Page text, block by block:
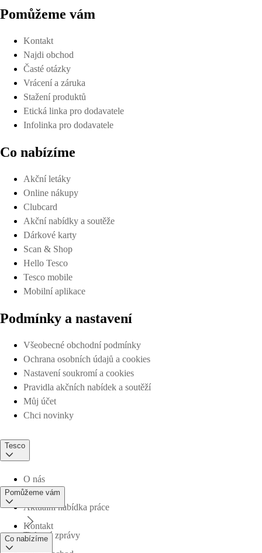
Pomůžeme vám
Kontakt
Najdi obchod
Časté otázky
Vrácení a záruka
Stažení produktů
Etická linka pro dodavatele
Infolinka pro dodavatele
Co nabízíme
Akční letáky
Online nákupy
Clubcard
Akční nabídky a soutěže
Dárkové karty
Scan & Shop
Hello Tesco
Tesco mobile
Mobilní aplikace
Podmínky a nastavení
Všeobecné obchodní podmínky
Ochrana osobních údajů a cookies
Nastavení soukromí a cookies
Pravidla akčních nabídek a soutěží
Můj účet
Chci novinky
Tesco
O nás
Aktuální nabídka práce
Tiskové zprávy
Pomůžeme vám
Kontakt
Co nabízíme